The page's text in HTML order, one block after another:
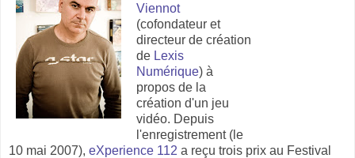
Viennot
(cofondateur et
directeur de création
de Lexis
Numérique) à
propos de la
création d'un jeu
vidéo. Depuis
l'enregistrement (le
10 mai 2007), eXperience 112 a reçu trois prix au Festival